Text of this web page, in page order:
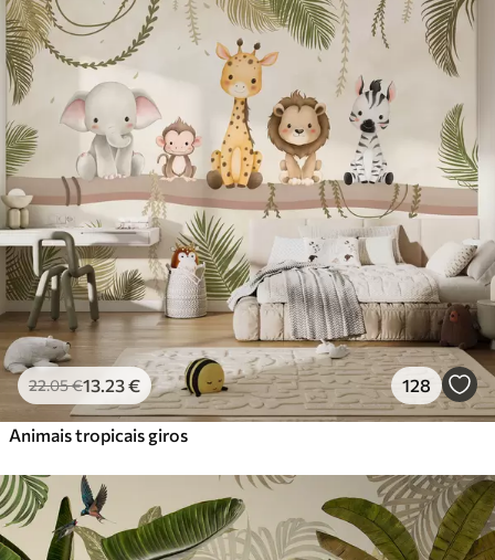
Standard
27.00 €/m²
Premium
56.6734.00€/m²
Vinil Premium
65.0039.00€/m²
Peel and Stick
81.6749.00€/m²
22.05€13 .23€ 128
Animais tropicais giros